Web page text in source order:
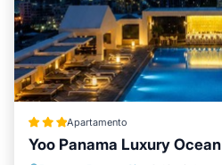
Apartamento
Yoo Panama Luxury